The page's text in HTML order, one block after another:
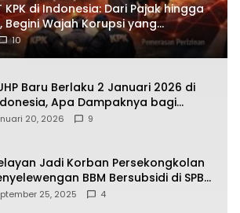
KPK di Indonesia: Dari Pajak hingga
Begini Wajah Korupsi yang
10
Baru Berlaku 2 Januari 2026 di
Apa Dampaknya bagi
Warga? Ini Aturan Kunci
20, 2026 9
Jadi Korban Persekongkolan
BBM Bersubsidi di SPBU
Teluk Batang
25, 2025 4